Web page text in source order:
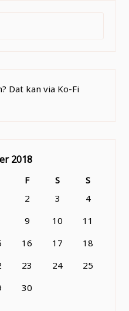
Dat kan via Ko-Fi
2018
F S
S
2 3
4
9 10
11
16 17
18
23 24
25
30